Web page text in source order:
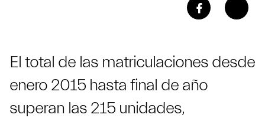
El total de las matriculaciones desde
enero 2015 hasta final de año
superan las 215 unidades,